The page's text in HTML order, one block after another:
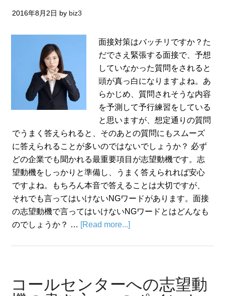
2016年8月2日 by biz3
面接対策はバッチリですか？た
だでさえ緊張する面接で、予想
していなかった質問をされると
頭が真っ白になりますよね。あ
らかじめ、質問されそうな内容
を予測して予行練習をしている
と思いますが、想定通りの質問
でうまく答えられると、そのあとの質問にもスムーズ
に答えられることが多いのではないでしょうか？ 必ず
どの企業でも聞かれる最重要項目が志望動機です。志
望動機をしっかりと準備し、うまく答えられれば安心
ですよね。もちろん本音で答えることは大切ですが、
それでも言ってはいけないNGワードがあります。面接
の志望動機で言ってはいけないNGワードとはどんなも
のでしょうか？ … [Read more...]
コールセンターへの志望動